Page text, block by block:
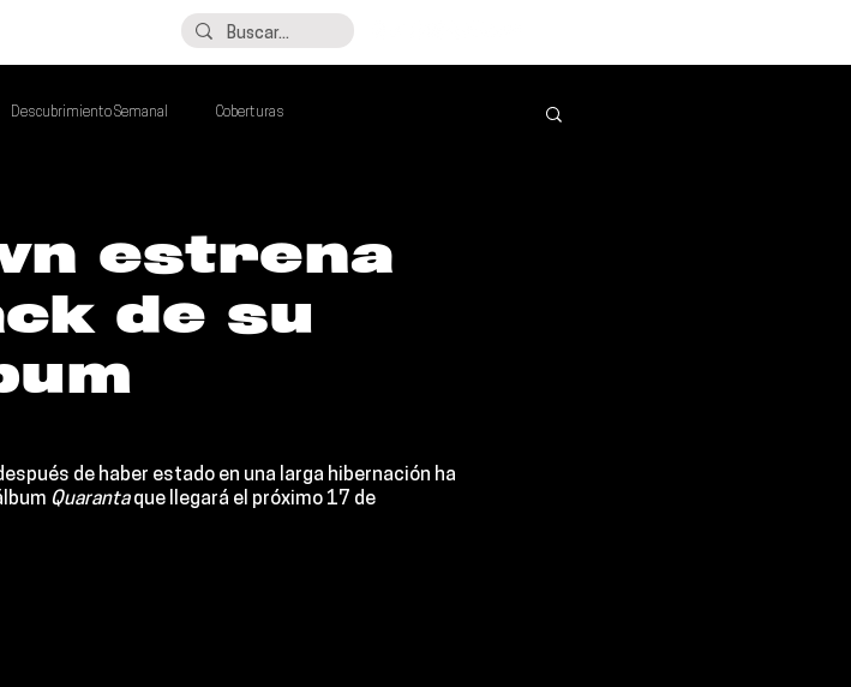
Descubrimiento Semanal Coberturas
Álbumes de la Semana
estrena
de su
de haber estado en una larga hibernación ha
Quaranta que llegará el próximo 17 de